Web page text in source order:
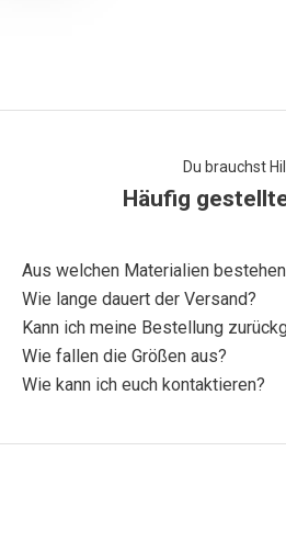
Du brauchst
Häufig
Aus welchen Materialien
Wie lange dauert der Versand?
Kann ich meine Bestellung
Wie fallen die Größen aus?
Wie kann ich euch kontaktieren?